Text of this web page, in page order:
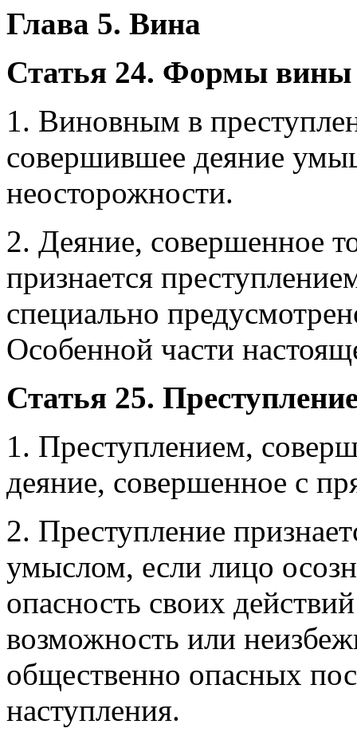
Глава 5. Вина
Статья 24. Формы вины
1. Виновным в
совершившее деяние
неосторожности.
2. Деяние, совершенное
признается
специально
Особенной части
Статья 25.
1. Преступлением,
деяние, совершенное с
2. Преступление
умыслом, если лицо
опасность своих
возможность или
общественно опасных
наступления.